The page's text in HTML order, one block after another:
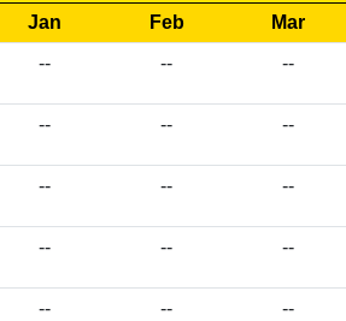
Jan Feb Mar
-- -- --
-- -- --
-- -- --
-- -- --
-- -- --